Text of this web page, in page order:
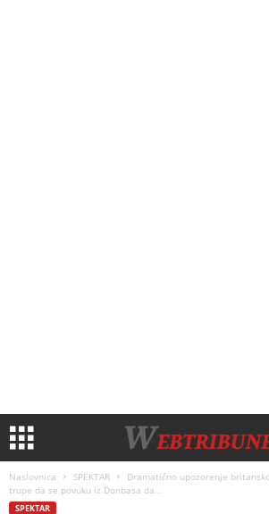
Naslovnica SPEKTAR
Dramatično upozorenje
trupe da se povuku iz Donbasa da...
SPEKTAR